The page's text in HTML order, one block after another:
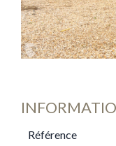
Référence